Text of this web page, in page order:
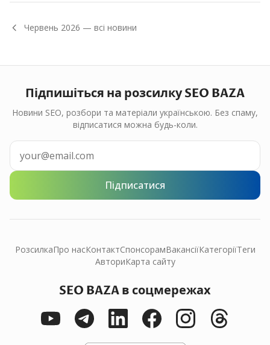
Червень 2026 — всі новини
Підпишіться на розсилку SEO BAZA
Новини SEO, розбори та матеріали українською. Без спаму,
відписатися можна будь-коли.
Підписатися
РозсилкаПро насКонтактСпонсорамВакансіїКатегоріїТеги
АвториКарта сайту
SEO BAZA в соцмережах